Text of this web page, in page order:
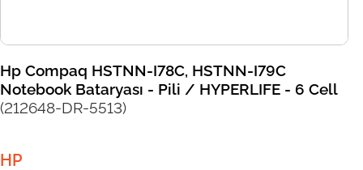
Hp Compaq HSTNN-I78C, HSTNN-I79C
Notebook Bataryası - Pili / HYPERLIFE - 6 Cell
(212648-DR-5513)
HP